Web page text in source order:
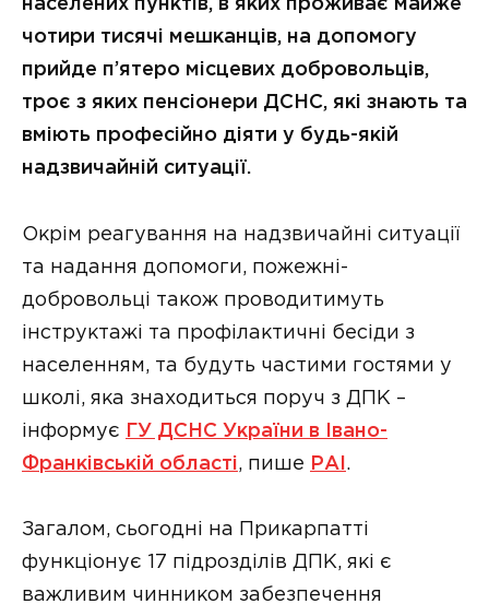
населених пунктів, в яких проживає майже
чотири тисячі мешканців, на допомогу
прийде п’ятеро місцевих добровольців,
троє з яких пенсіонери ДСНС, які знають та
вміють професійно діяти у будь-якій
надзвичайній ситуації.
Окрім реагування на надзвичайні ситуації
та надання допомоги, пожежні-
добровольці також проводитимуть
інструктажі та профілактичні бесіди з
населенням, та будуть частими гостями у
школі, яка знаходиться поруч з ДПК –
інформує
ГУ ДСНС України в Івано-
Франківській області, пише РАІ .
Загалом, сьогодні на Прикарпатті
функціонує 17 підрозділів ДПК, які є
важливим чинником забезпечення